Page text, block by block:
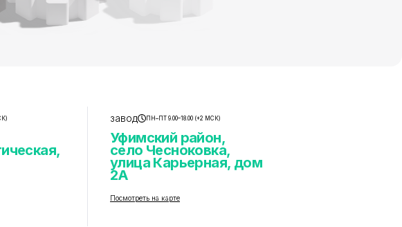
завод ПН–ПТ 9.00–18.00 (+2 МСК)
Уфимский район,
село Чесноковка,
улица Карьерная, дом
2А
Посмотреть на карте